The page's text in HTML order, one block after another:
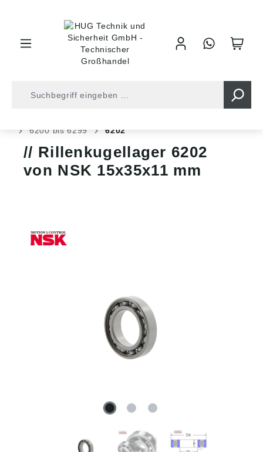
6200 bis 6299
6202
Rillenkugellager 6202
von NSK 15x35x11 mm